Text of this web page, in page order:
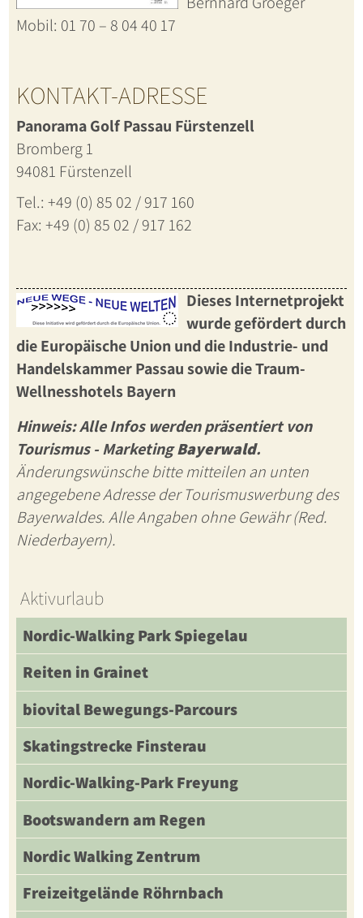
Mobil: 01 70 – 8 04 40 17
KONTAKT-ADRESSE
Panorama Golf Passau Fürstenzell
Bromberg 1
94081 Fürstenzell
Tel.: +49 (0) 85 02 / 917 160
Fax: +49 (0) 85 02 / 917 162
Dieses Internetprojekt
wurde gefördert durch
die Europäische Union und die Industrie- und
Handelskammer Passau sowie dieTraum-
Wellnesshotels Bayern
Hinweis: Alle Infos werden präsentiert von
Tourismus - MarketingBayerwald.
Änderungswünsche bitte mitteilen an unten
angegebene Adresse der Tourismuswerbung des
Bayerwaldes. Alle Angaben ohne Gewähr (Red.
Niederbayern).
Aktivurlaub
Nordic-Walking Park Spiegelau
Reiten in Grainet
biovital Bewegungs-Parcours
Skatingstrecke Finsterau
Nordic-Walking-Park Freyung
Bootswandern am Regen
Nordic Walking Zentrum
Freizeitgelände Röhrnbach